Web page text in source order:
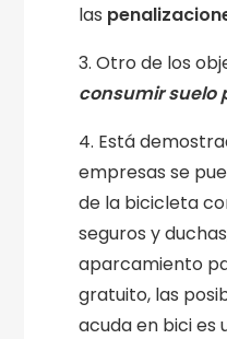
las
3. Otro de los
consumir suelo
4. Está
empresas se
de la bicicleta
seguros y
aparcamiento
gratuito, las
acuda en bici es